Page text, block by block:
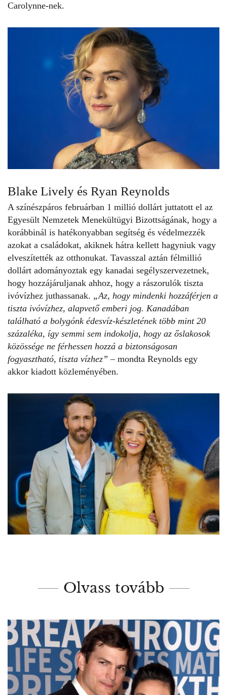
Carolynne-nek.
Blake Lively és Ryan Reynolds
A színészpáros februárban 1 millió dollárt juttatott el az
Egyesült Nemzetek Menekültügyi Bizottságának, hogy a
korábbinál is hatékonyabban segítség és védelmezzék
azokat a családokat, akiknek hátra kellett hagyniuk vagy
elveszítették az otthonukat. Tavasszal aztán félmillió
dollárt adományoztak egy kanadai segélyszervezetnek,
hogy hozzájáruljanak ahhoz, hogy a rászorulók tiszta
ivóvízhez juthassanak. „Az, hogy mindenki hozzáférjen a
tiszta ivóvízhez, alapvető emberi jog. Kanadában
található a bolygónk édesvíz-készletének több mint 20
százaléka, így semmi sem indokolja, hogy az őslakosok
közössége ne férhessen hozzá a biztonságosan
fogyasztható, tiszta vízhez” – mondta Reynolds egy
akkor kiadott közleményében.
Olvass tovább